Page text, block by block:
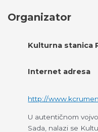
Organizator
Kulturna stanica
Internet adresa
http://
U autentičnom
Sada, nalazi se